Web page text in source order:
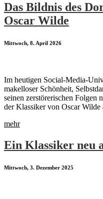
Das Bildnis des
Oscar Wilde
Mittwoch, 8. April 2026
Im heutigen Social-Media-
makelloser Schönheit,
seinen zerstörerischen Folgen
der Klassiker von Oscar
mehr
Ein Klassiker neu
Mittwoch, 3. Dezember 2025